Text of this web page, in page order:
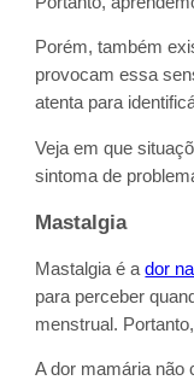
Porém, também
provocam essa
atenta para
Veja em que
sintoma de
Mastalgia
Mastalgia é ador
para perceber
menstrual.
A dor mamária não